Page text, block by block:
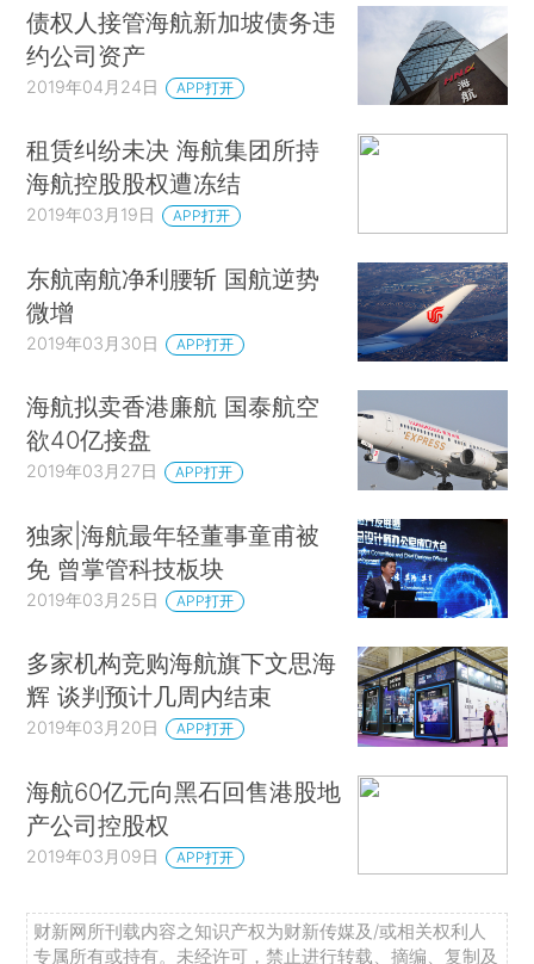
债权人接管海航新加坡债务违
约公司资产
2019年04月24日 APP打开
租赁纠纷未决 海航集团所持
海航控股股权遭冻结
2019年03月19日 APP打开
东航南航净利腰斩 国航逆势
微增
2019年03月30日 APP打开
海航拟卖香港廉航 国泰航空
欲40亿接盘
2019年03月27日 APP打开
独家|海航最年轻董事童甫被
免 曾掌管科技板块
2019年03月25日 APP打开
多家机构竞购海航旗下文思海
辉 谈判预计几周内结束
2019年03月20日 APP打开
海航60亿元向黑石回售港股地
产公司控股权
2019年03月09日 APP打开
财新网所刊载内容之知识产权为财新传媒及/或相关权利人
专属所有或持有。未经许可，禁止进行转载、摘编、复制及